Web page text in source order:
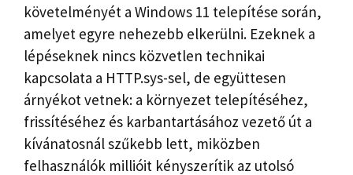
követelményét a Windows 11 telepítése során,
amelyet egyre nehezebb elkerülni. Ezeknek a
lépéseknek nincs közvetlen technikai
kapcsolata a HTTP.sys-sel, de együttesen
árnyékot vetnek: a környezet telepítéséhez,
frissítéséhez és karbantartásához vezető út a
kívánatosnál szűkebb lett, miközben
felhasználók millióit kényszerítik az utolsó